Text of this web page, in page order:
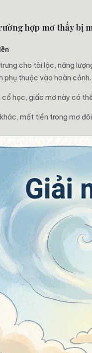
hợp mơ thấy bị
cho tài lộc, năng
phụ thuộc vào hoàn cảnh.
cổ học, giấc mơ này có
mất tiền trong mơ